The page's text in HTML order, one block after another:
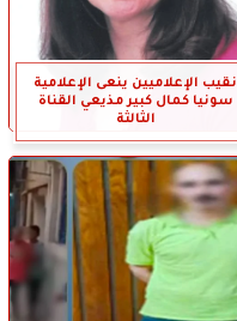
نقيب الإعلاميين ينعى الإعلامية
سونيا كمال كبير مذيعي القناة
الثالثة